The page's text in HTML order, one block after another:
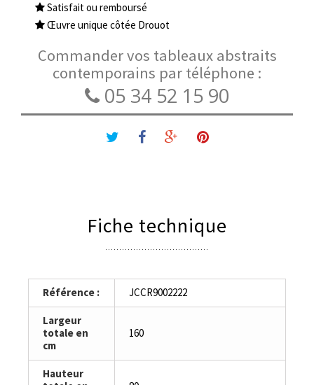
Satisfait ou remboursé
Œuvre unique côtée Drouot
Commander vos tableaux abstraits
contemporains par téléphone :
05 34 52 15 90
Fiche technique
Référence : JCCR9002222
Largeur
totale en
cm
160
Hauteur